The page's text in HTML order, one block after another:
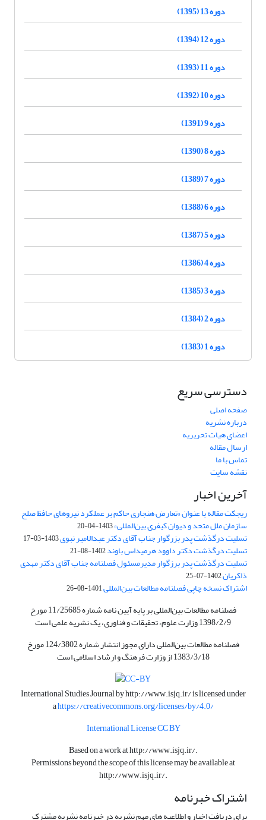
دوره 13 (1395)
دوره 12 (1394)
دوره 11 (1393)
دوره 10 (1392)
دوره 9 (1391)
دوره 8 (1390)
دوره 7 (1389)
دوره 6 (1388)
دوره 5 (1387)
دوره 4 (1386)
دوره 3 (1385)
دوره 2 (1384)
دوره 1 (1383)
دسترسی سریع
صفحه اصلی
درباره نشریه
اعضای هیات تحریریه
ارسال مقاله
تماس با ما
نقشه سایت
آخرین اخبار
ریجکت مقاله با عنوان «تعارض هنجاری حاکم بر عملکرد نیروهای حافظ صلح
سازمان ملل متحد و دیوان کیفری بین‌المللی»1403-04-20
تسلیت درگذشت پدر بزرگوار جناب آقای دکتر عبدالامیر نبوی1403-03-17
تسلیت درگذشت دکتر داوود هرمیداس باوند1402-08-21
تسلیت درگذشت پدر برزگوار مدیرمسئول فصلنامه جناب آقای دکتر مهدی
ذاکریان1402-07-25
اشتراک نسخه چاپی فصلنامه مطالعات بین‌المللی1401-08-26
فصلنامه مطالعات بین‌المللی بر پایه آیین نامه شماره 11/25685 مورخ
1398/2/9 وزارت علوم، تحقیقات و فناوری، یک نشریه علمی است
فصلنامه مطالعات بین‌المللی دارای مجوز انتشار شماره 124/3802 مورخ
1383/3/18 از وزارت فرهنگ و ارشاد اسلامی است
International Studies Journal byhttp://www.isjq.ir/is licensed under
ahttps://creativecommons.org/licenses/by/4.0/
International License CC BY
Based on a work athttp://www.isjq.ir/.
Permissions beyond the scope of this license may be available at
http://www.isjq.ir/.
اشتراک خبرنامه
برای دریافت اخبار و اطلاعیه های مهم نشریه در خبرنامه نشریه مشترک